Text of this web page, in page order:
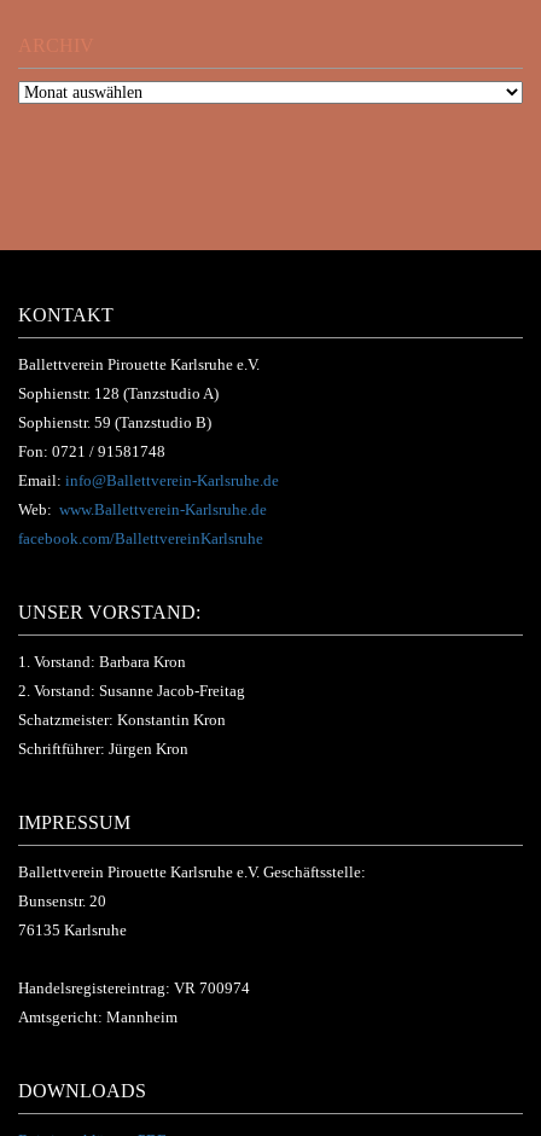
ARCHIV
KONTAKT
Ballettverein Pirouette Karlsruhe e.V.
Sophienstr. 128 (Tanzstudio A)
Sophienstr. 59 (Tanzstudio B)
Fon: 0721 / 91581748
Email: info@Ballettverein-Karlsruhe.de
Web: www.Ballettverein-Karlsruhe.de
facebook.com/BallettvereinKarlsruhe
UNSER VORSTAND:
1. Vorstand: Barbara Kron
2. Vorstand: Susanne Jacob-Freitag
Schatzmeister: Konstantin Kron
Schriftführer: Jürgen Kron
IMPRESSUM
Ballettverein Pirouette Karlsruhe e.V. Geschäftsstelle:
Bunsenstr. 20
76135 Karlsruhe
Handelsregistereintrag: VR 700974
Amtsgericht: Mannheim
DOWNLOADS